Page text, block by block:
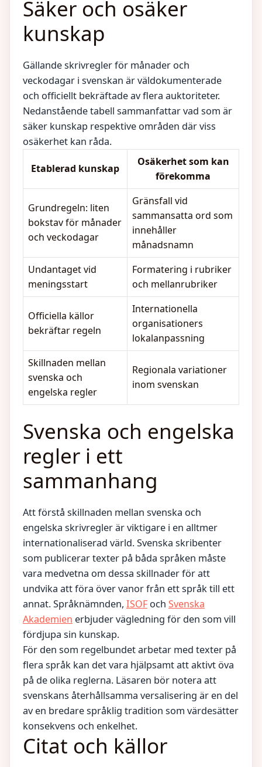
Säker och osäker
kunskap
Gällande skrivregler för månader och
veckodagar i svenskan är väldokumenterade
och officiellt bekräftade av flera auktoriteter.
Nedanstående tabell sammanfattar vad som är
säker kunskap respektive områden där viss
osäkerhet kan råda.
Etablerad kunskap
Osäkerhet som kan
förekomma
Grundregeln: liten
bokstav för månader
och veckodagar
Gränsfall vid
sammansatta ord som
innehåller
månadsnamn
Undantaget vid
meningsstart
Formatering i rubriker
och mellanrubriker
Officiella källor
bekräftar regeln
Internationella
organisationers
lokalanpassning
Skillnaden mellan
svenska och
engelska regler
Regionala variationer
inom svenskan
Svenska och engelska
regler i ett
sammanhang
Att förstå skillnaden mellan svenska och
engelska skrivregler är viktigare i en alltmer
internationaliserad värld. Svenska skribenter
som publicerar texter på båda språken måste
vara medvetna om dessa skillnader för att
undvika att föra över vanor från ett språk till ett
annat. Språknämnden, ISOF och Svenska
Akademien erbjuder vägledning för den som vill
fördjupa sin kunskap.
För den som regelbundet arbetar med texter på
flera språk kan det vara hjälpsamt att aktivt öva
på de olika reglerna. Läsaren bör notera att
svenskans återhållsamma versalisering är en del
av en bredare språklig tradition som värdesätter
konsekvens och enkelhet.
Citat och källor